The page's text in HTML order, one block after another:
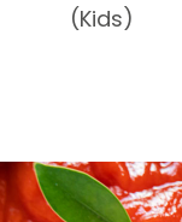
(Kids)